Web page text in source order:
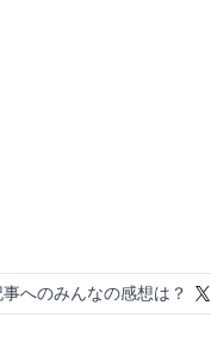
事へのみんなの感想は？